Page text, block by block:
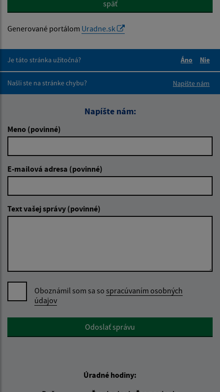
späť
Generované portálom Uradne.sk
Je táto stránka užitočná?
Áno
Nie
Našli ste na stránke chybu?
Napíšte nám
Napíšte nám:
Meno (povinné)
E-mailová adresa (povinné)
Text vašej správy (povinné)
Oboznámil som sa so spracúvaním osobných
údajov
Google reCaptcha ResponseOdoslať správu
Úradné hodiny: